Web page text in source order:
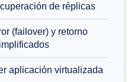
de réplicas
(failover) y retorno
aplicación virtualizada